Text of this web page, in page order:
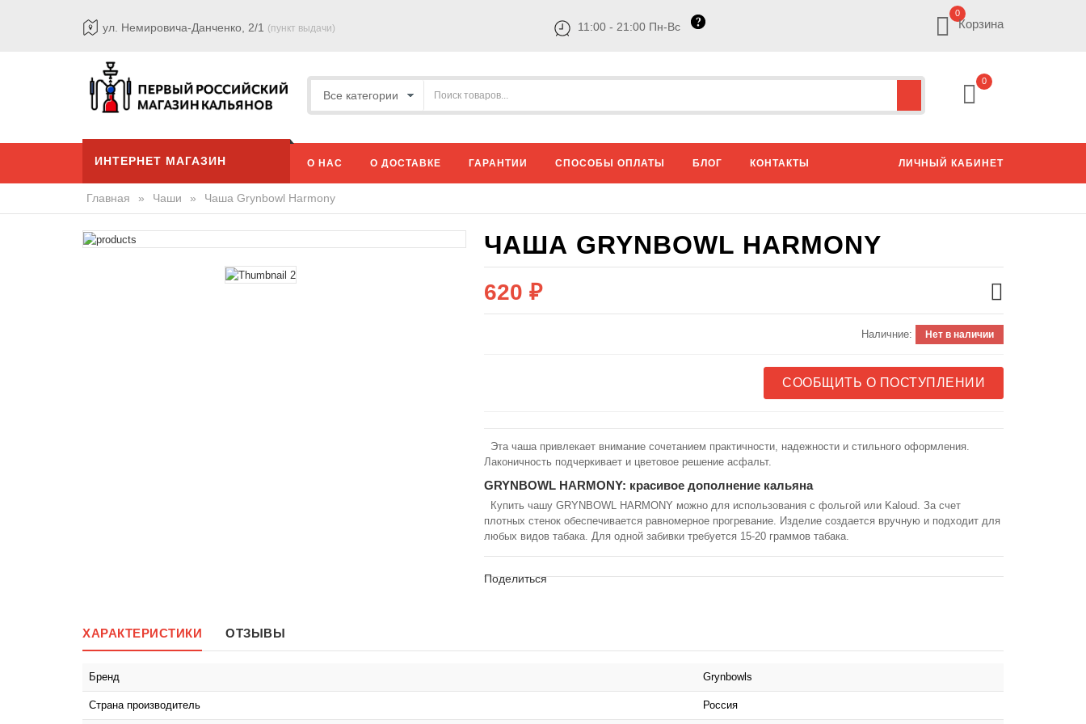
ул. Немировича-Данченко, 2/1 (пункт выдачи) 11:00 - 21:00 Пн-Вс
0
Корзина
0
ИНТЕРНЕТ МАГАЗИН О НАС О ДОСТАВКЕ ГАРАНТИИ СПОСОБЫ ОПЛАТЫ БЛОГ КОНТАКТЫ ЛИЧНЫЙ КАБИНЕТ
Главная » Чаши » Чаша Grynbowl Harmony
ЧАША GRYNBOWL HARMONY
620 ₽
Наличние: Нет в наличии
СООБЩИТЬ О ПОСТУПЛЕНИИ
Эта чаша привлекает внимание сочетанием практичности, надежности и стильного оформления.
Лаконичность подчеркивает и цветовое решение асфальт.
GRYNBOWL HARMONY: красивое дополнение кальяна
Купить чашу GRYNBOWL HARMONY можно для использования с фольгой или Kaloud. За счет
плотных стенок обеспечивается равномерное прогревание. Изделие создается вручную и подходит для
любых видов табака. Для одной забивки требуется 15-20 граммов табака.
Поделиться
ХАРАКТЕРИСТИКИ ОТЗЫВЫ
Бренд Grynbowls
Страна производитель Россия